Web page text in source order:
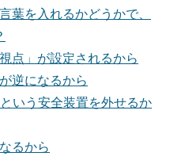
葉を入れるかどうかで、
点」が設定されるから
逆になるから
いう安全装置を外せるか
るから